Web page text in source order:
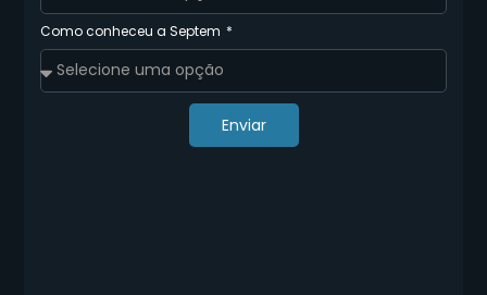
Como conheceu a Septem
Enviar